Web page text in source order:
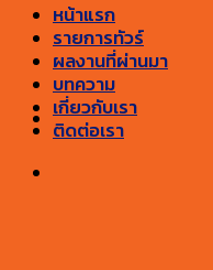
หน้าแรก
รายการทัวร์
ผลงานที่ผ่านมา
บทความ
เกี่ยวกับเรา
ติดต่อเรา